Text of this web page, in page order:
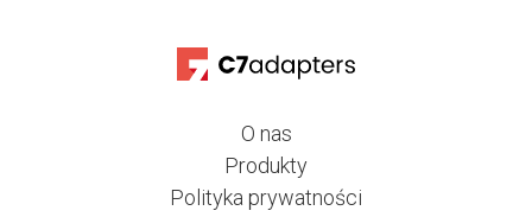
O nas
Produkty
Polityka prywatności